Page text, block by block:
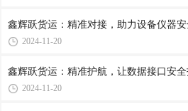
鑫辉跃货运：精准对接，助力设备仪器
2024-11-20
鑫辉跃货运：精准护航，让数据接口安
2024-11-20